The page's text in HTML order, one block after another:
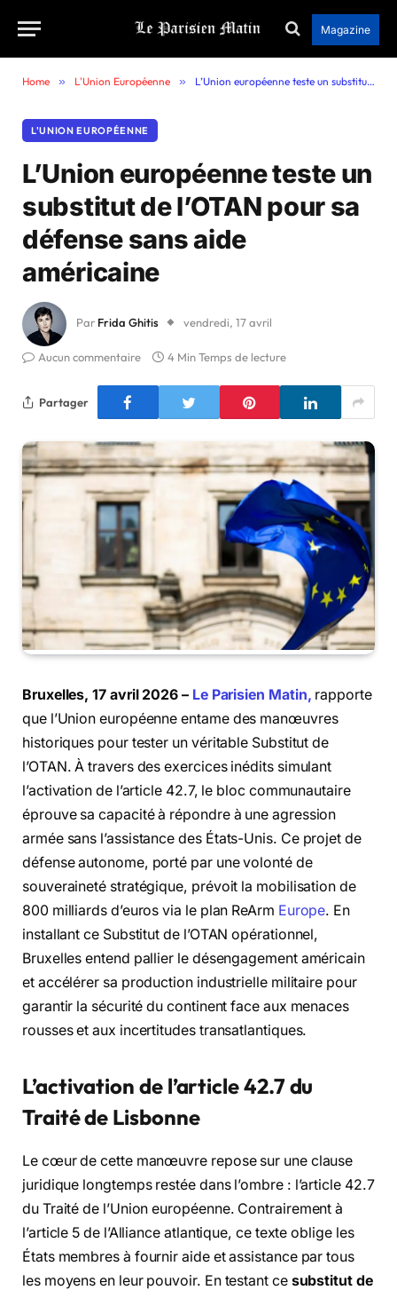
Magazine
Home » L'Union Européenne » L’Union européenne teste un substitut de l’OTAN pour sa défense sans aide américaine
L'UNION EUROPÉENNE
L’Union européenne teste un
substitut de l’OTAN pour sa
défense sans aide
américaine
Par Frida Ghitis vendredi, 17 avril
Aucun commentaire 4 Min Temps de lecture
Partager
Bruxelles, 17 avril 2026 – Le Parisien Matin, rapporte
que l’Union européenne entame des manœuvres
historiques pour tester un véritable Substitut de
l’OTAN. À travers des exercices inédits simulant
l’activation de l’article 42.7, le bloc communautaire
éprouve sa capacité à répondre à une agression
armée sans l’assistance des États-Unis. Ce projet de
défense autonome, porté par une volonté de
souveraineté stratégique, prévoit la mobilisation de
800 milliards d’euros via le plan ReArm Europe. En
installant ce Substitut de l’OTAN opérationnel,
Bruxelles entend pallier le désengagement américain
et accélérer sa production industrielle militaire pour
garantir la sécurité du continent face aux menaces
rousses et aux incertitudes transatlantiques.
L’activation de l’article 42.7 du
Traité de Lisbonne
Le cœur de cette manœuvre repose sur une clause
juridique longtemps restée dans l’ombre : l’article 42.7
du Traité de l’Union européenne. Contrairement à
l’article 5 de l’Alliance atlantique, ce texte oblige les
États membres à fournir aide et assistance par tous
les moyens en leur pouvoir. En testant ce substitut de